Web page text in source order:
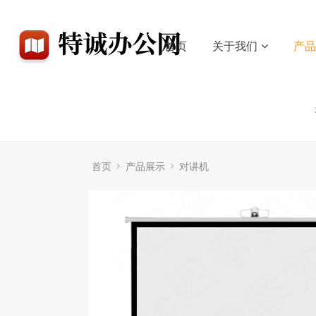
首页 关于我们 产
首页 产品展示 对讲机